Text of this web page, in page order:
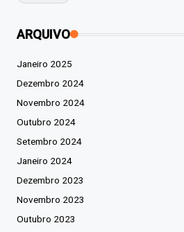
ARQUIVO
Janeiro 2025
Dezembro 2024
Novembro 2024
Outubro 2024
Setembro 2024
Janeiro 2024
Dezembro 2023
Novembro 2023
Outubro 2023